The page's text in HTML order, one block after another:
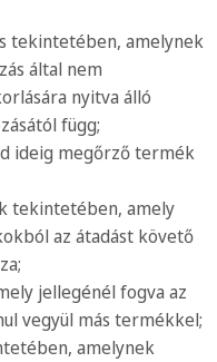
tekintetében, amelynek
által nem
nyitva álló
függ;
ideig megőrző termék
tekintetében, amely
az átadást követő
jellegénél fogva az
vegyül más termékkel;
amelynek